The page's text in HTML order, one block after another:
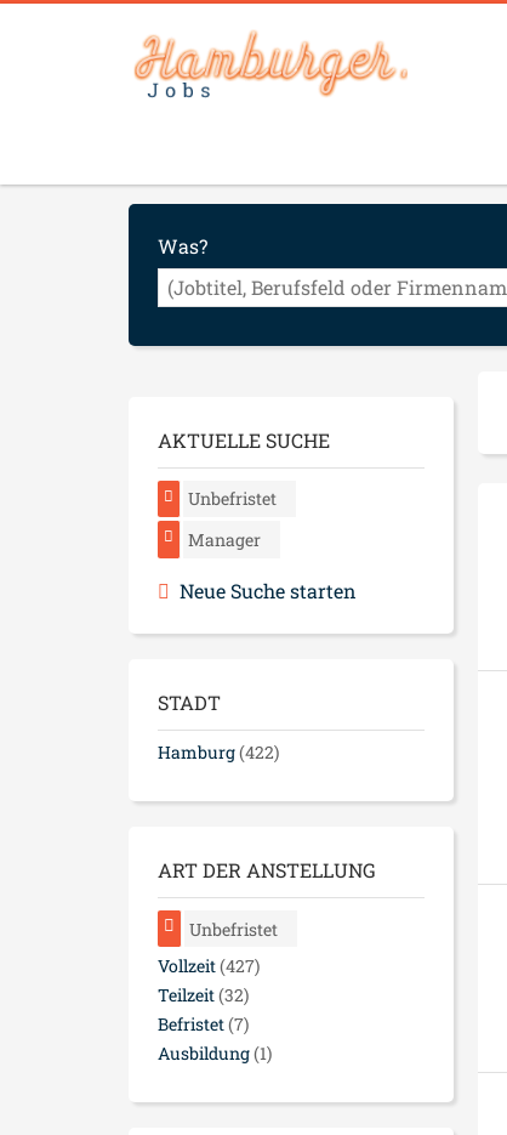
Was?
AKTUELLE SUCHE
Unbefristet
Manager
Neue Suche starten
STADT
Hamburg(422)
ART DER ANSTELLUNG
Unbefristet
Vollzeit(427)
Teilzeit(32)
Befristet(7)
Ausbildung(1)